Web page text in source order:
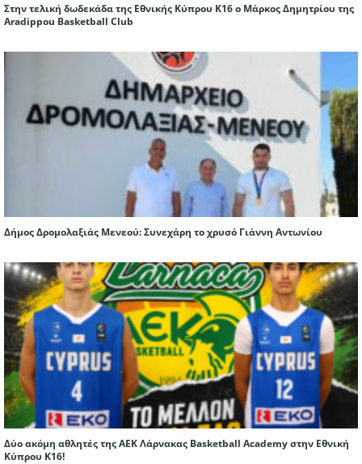
Στην τελική δωδεκάδα της Εθνικής Κύπρου Κ16 ο Μάρκος Δημητρίου της
Aradippou Basketball Club
Δήμος Δρομολαξιάς Μενεού: Συνεχάρη το χρυσό Γιάννη Αντωνίου
Δύο ακόμη αθλητές της ΑΕΚ Λάρνακας Basketball Academy στην Εθνική
Κύπρου Κ16!